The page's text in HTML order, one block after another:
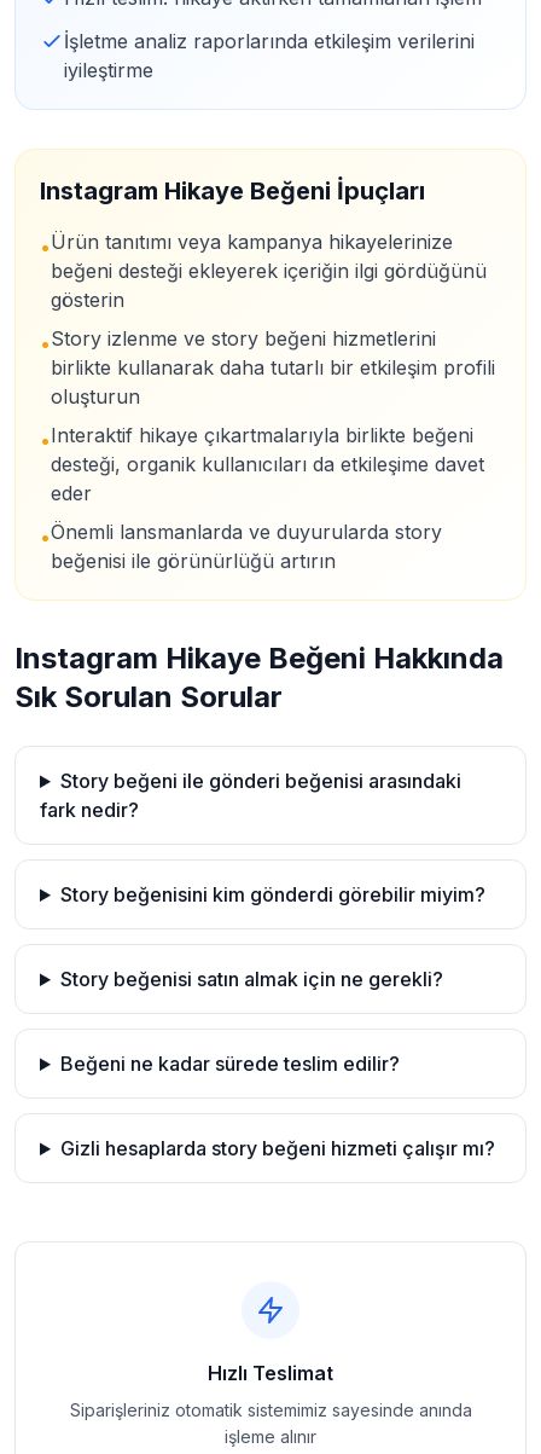
İşletme analiz raporlarında etkileşim verilerini
iyileştirme
Instagram Hikaye Beğeni İpuçları
•Ürün tanıtımı veya kampanya hikayelerinize
beğeni desteği ekleyerek içeriğin ilgi gördüğünü
gösterin
•Story izlenme ve story beğeni hizmetlerini
birlikte kullanarak daha tutarlı bir etkileşim profili
oluşturun
•Interaktif hikaye çıkartmalarıyla birlikte beğeni
desteği, organik kullanıcıları da etkileşime davet
eder
•Önemli lansmanlarda ve duyurularda story
beğenisi ile görünürlüğü artırın
Instagram Hikaye Beğeni Hakkında
Sık Sorulan Sorular
Story beğeni ile gönderi beğenisi arasındaki
fark nedir?
Story beğenisini kim gönderdi görebilir miyim?
Story beğenisi satın almak için ne gerekli?
Beğeni ne kadar sürede teslim edilir?
Gizli hesaplarda story beğeni hizmeti çalışır mı?
Hızlı Teslimat
Siparişleriniz otomatik sistemimiz sayesinde anında
işleme alınır